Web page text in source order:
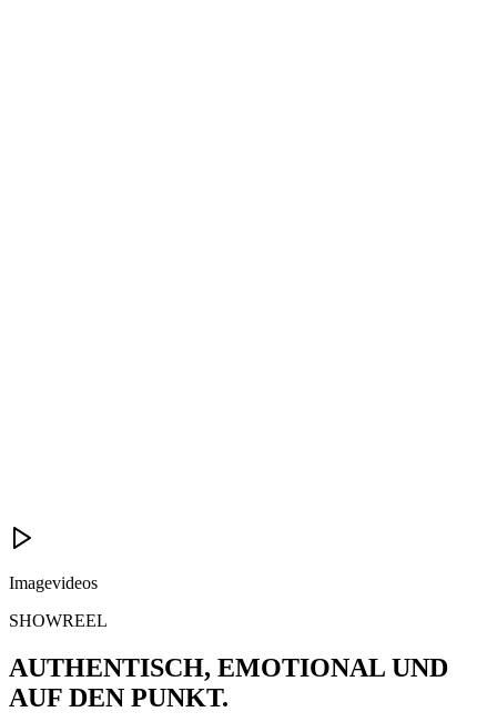
Imagevideos
SHOWREEL
AUTHENTISCH, EMOTIONAL UND
AUF DEN PUNKT.